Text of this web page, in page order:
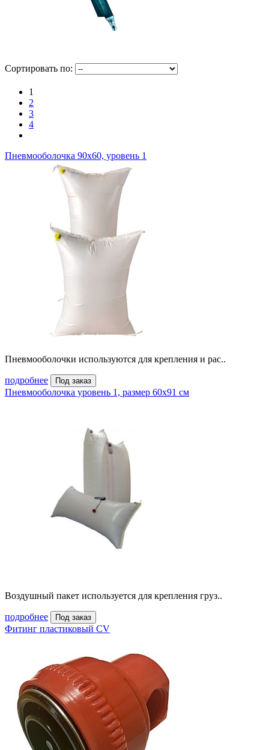
Сортировать по:
1
2
3
4
Пневмооболочка 90х60, уровень 1
Пневмооболочки используются для крепления и рас..
подробнее Под заказ
Пневмооболочка уровень 1, размер 60x91 см
Воздушный пакет используется для крепления груз..
подробнее Под заказ
Фитинг пластиковый CV